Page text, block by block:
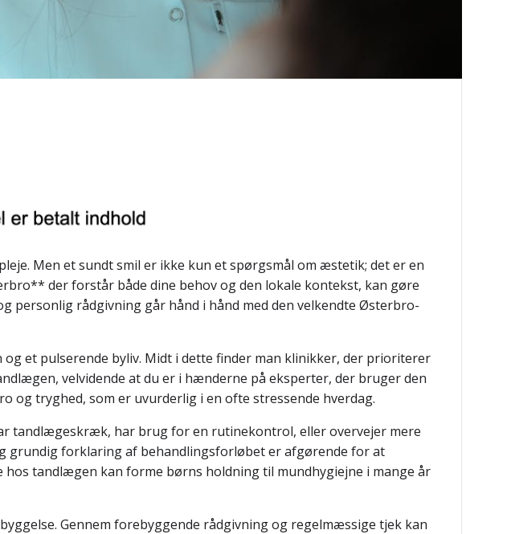
Men et sundt smil er ikke kun et spørgsmål om æstetik; det er en
der forstår både dine behov og den lokale kontekst, kan gøre
personlig rådgivning går hånd i hånd med den velkendte Østerbro-
et pulserende byliv. Midt i dette finder man klinikker, der prioriterer
velvidende at du er i hænderne på eksperter, der bruger den
og tryghed, som er uvurderlig i en ofte stressende hverdag.
tandlægeskræk, har brug for en rutinekontrol, eller overvejer mere
grundig forklaring af behandlingsforløbet er afgørende for at
tandlægen kan forme børns holdning til mundhygiejne i mange år
Gennem forebyggende rådgivning og regelmæssige tjek kan